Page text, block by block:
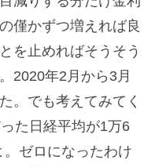
僅かずつ増えれば良
を止めればそうそう
2020年2月から3月
。でも考えてみてく
た日経平均が1万6
ゼロになったわけ